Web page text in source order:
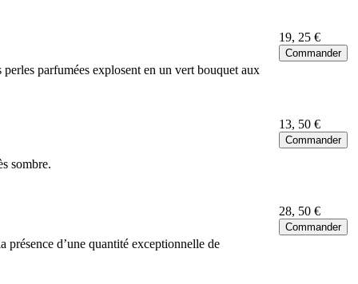
parfumées explosent en un vert bouquet aux
19, 25 €
sombre.
13, 50 €
présence d’une quantité exceptionnelle de
28, 50 €